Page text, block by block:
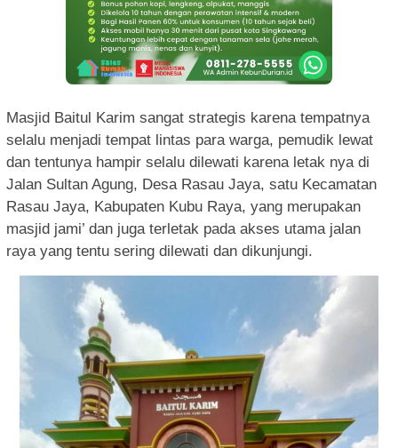
Masjid Baitul Karim sangat strategis karena tempatnya
selalu menjadi tempat lintas para warga, pemudik lewat
dan tentunya hampir selalu dilewati karena letak nya di
Jalan Sultan Agung, Desa Rasau Jaya, satu Kecamatan
Rasau Jaya, Kabupaten Kubu Raya, yang merupakan
masjid jami’ dan juga terletak pada akses utama jalan
raya yang tentu sering dilewati dan dikunjungi.